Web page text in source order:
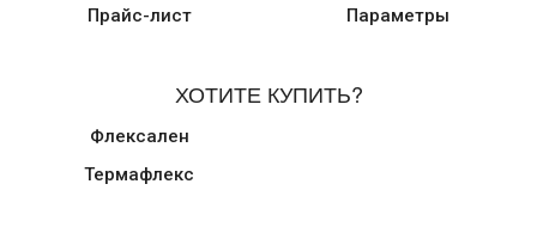
Прайс-лист
Параметры
ХОТИТЕ КУПИТЬ?
Флексален
Термафлекс